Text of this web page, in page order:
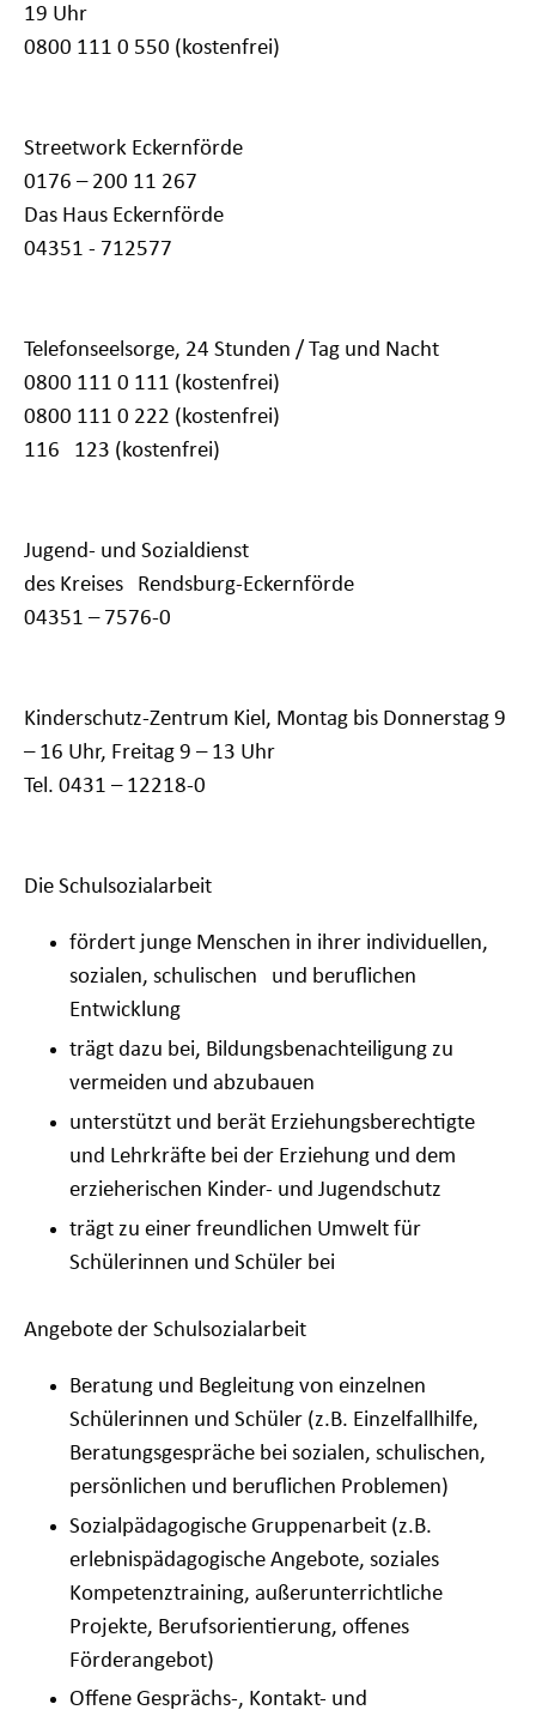
19 Uhr
0800 111 0 550 (kostenfrei)
Streetwork Eckernförde
0176 – 200 11 267
Das Haus Eckernförde
04351 - 712577
Telefonseelsorge, 24 Stunden / Tag und Nacht
0800 111 0 111 (kostenfrei)
0800 111 0 222 (kostenfrei)
116 123 (kostenfrei)
Jugend- und Sozialdienst
des Kreises Rendsburg-Eckernförde
04351 – 7576-0
Kinderschutz-Zentrum Kiel, Montag bis Donnerstag 9
– 16 Uhr, Freitag 9 – 13 Uhr
Tel. 0431 – 12218-0
Die Schulsozialarbeit
fördert junge Menschen in ihrer individuellen,
sozialen, schulischen und beruflichen
Entwicklung
trägt dazu bei, Bildungsbenachteiligung zu
vermeiden und abzubauen
unterstützt und berät Erziehungsberechtigte
und Lehrkräfte bei der Erziehung und dem
erzieherischen Kinder- und Jugendschutz
trägt zu einer freundlichen Umwelt für
Schülerinnen und Schüler bei
Angebote der Schulsozialarbeit
Beratung und Begleitung von einzelnen
Schülerinnen und Schüler (z.B. Einzelfallhilfe,
Beratungsgespräche bei sozialen, schulischen,
persönlichen und beruflichen Problemen)
Sozialpädagogische Gruppenarbeit (z.B.
erlebnispädagogische Angebote, soziales
Kompetenztraining, außerunterrichtliche
Projekte, Berufsorientierung, offenes
Förderangebot)
Offene Gesprächs-, Kontakt- und